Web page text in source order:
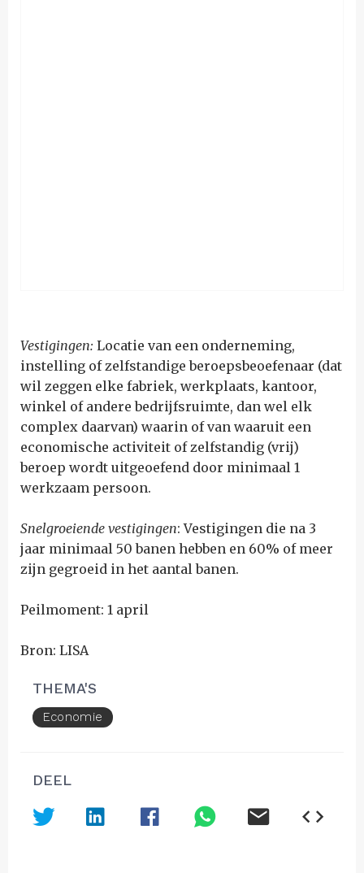
Vestigingen: Locatie van een onderneming,
instelling of zelfstandige beroepsbeoefenaar (dat
wil zeggen elke fabriek, werkplaats, kantoor,
winkel of andere bedrijfsruimte, dan wel elk
complex daarvan) waarin of van waaruit een
economische activiteit of zelfstandig (vrij)
beroep wordt uitgeoefend door minimaal 1
werkzaam persoon.
Snelgroeiende vestigingen: Vestigingen die na 3
jaar minimaal 50 banen hebben en 60% of meer
zijn gegroeid in het aantal banen.
Peilmoment: 1 april
Bron: LISA
THEMA'S
Economie
DEEL